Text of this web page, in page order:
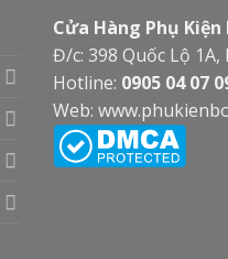
Cửa Hàng Phụ
Đ/c: 398 Quốc Lộ
Hotline: 0905 04 07
Web: